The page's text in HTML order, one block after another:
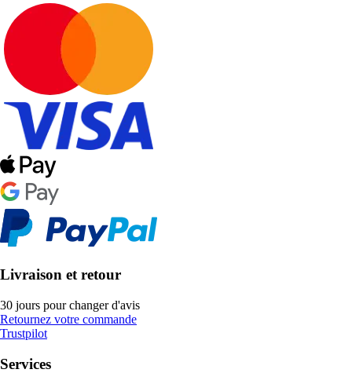
Livraison et retour
30 jours pour changer d'avis
Retournez votre commande
Trustpilot
Services